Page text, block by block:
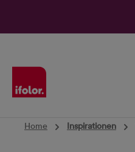
Home Inspirationen